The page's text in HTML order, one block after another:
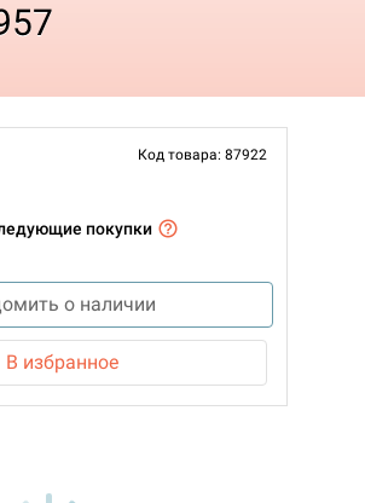
Код товара: 87922
покупки
о наличии
В избранное